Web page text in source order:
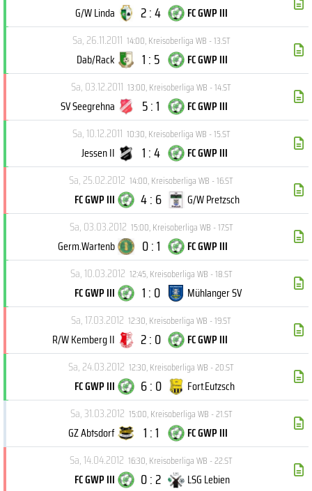
G/W Linda 2 : 4
FC GWP III
Sa, 26.11.2011 14:00,Kreisoberliga WB - 13.ST
Dab/Rack 1 : 5
FC GWP III
Sa, 03.12.2011 13:00,Kreisoberliga WB - 14.ST
SV Seegrehna 5 : 1
FC GWP III
Sa, 10.12.2011 10:30,Kreisoberliga WB - 15.ST
Jessen II 1 : 4
FC GWP III
Sa, 25.02.2012 14:00,Kreisoberliga WB - 16.ST
FC GWP III 4 : 6
G/W Pretzsch
Sa, 03.03.2012 15:00,Kreisoberliga WB - 17.ST
Germ.Wartenb 0 : 1
FC GWP III
Sa, 10.03.2012 12:45,Kreisoberliga WB - 18.ST
FC GWP III 1 : 0
Mühlanger SV
Sa, 17.03.2012 12:30,Kreisoberliga WB - 19.ST
R/W Kemberg II 2 : 0
FC GWP III
Sa, 24.03.2012 12:30,Kreisoberliga WB - 20.ST
FC GWP III 6 : 0
Fort.Eutzsch
Sa, 31.03.2012 15:00,Kreisoberliga WB - 21.ST
GZ Abtsdorf 1 : 1
FC GWP III
Sa, 14.04.2012 16:30,Kreisoberliga WB - 22.ST
FC GWP III 0 : 2
LSG Lebien